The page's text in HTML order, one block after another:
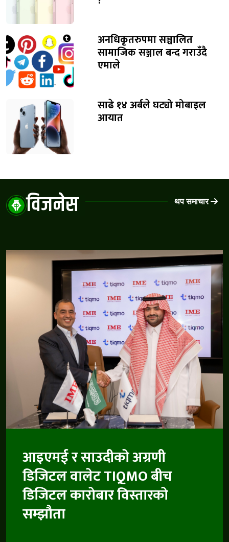
अनधिकृतरुपमा सञ्चालित
सामाजिक सञ्जाल बन्द गराउँदै
एमाले
साढे १४ अर्बले घट्यो मोबाइल
आयात
विजनेस थप समाचार
आइएमई र साउदीको अग्रणी
डिजिटल वालेट TIQMO बीच
डिजिटल कारोबार विस्तारको
सम्झौता